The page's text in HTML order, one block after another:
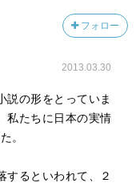
フォロー
2013.03.30
説の形をとっていま
私たちに日本の実情
。
するといわれて、２